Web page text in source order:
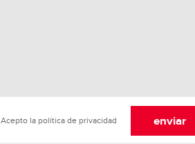
Acepto la política de privacidad